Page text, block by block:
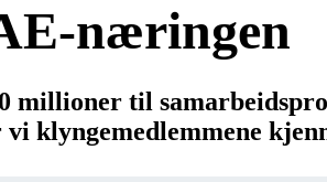
næringen
millioner til
klyngemedlemmene